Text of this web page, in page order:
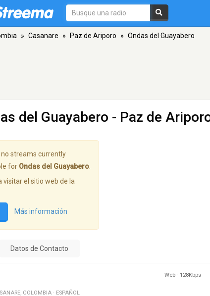
» Casanare » Paz de Ariporo » Ondas del Guayabero
del Guayabero - Paz de
streams currently
for Ondas del Guayabero
visitar el sitio web de la
Más información
Datos de Contacto
Web - 128Kbps
, COLOMBIA · ESPAÑOL